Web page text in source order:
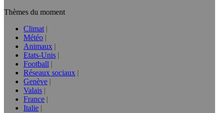
Thèmes du moment
Climat
Météo
Animaux
Etats-Unis
Football
Réseaux sociaux
Genève
Valais
France
Italie